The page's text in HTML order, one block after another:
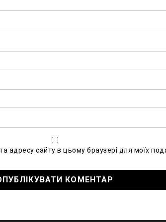
адресу сайту в цьому браузері для моїх